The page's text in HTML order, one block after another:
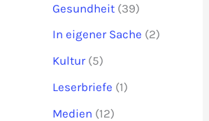
Gesundheit (39)
In eigener Sache (2)
Kultur (5)
Leserbriefe (1)
Medien (12)